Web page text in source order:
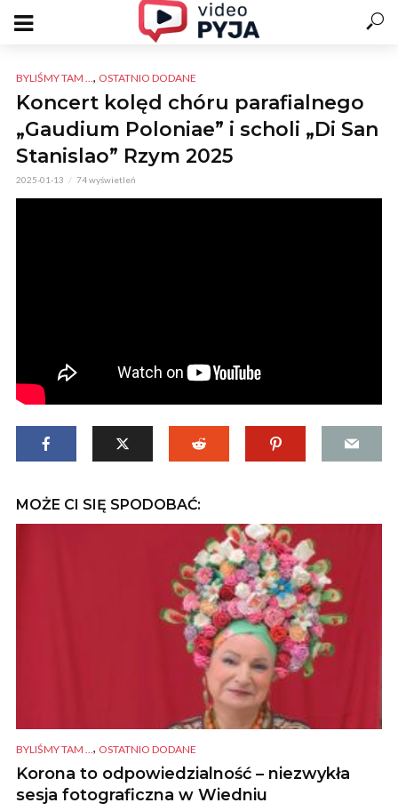
BYLIŚMY TAM ..., OSTATNIO DODANE
Koncert kolęd chóru parafialnego
„Gaudium Poloniae” i scholi „Di San
Stanislao” Rzym 2025
2025-01-13 74 wyświetleń
MOŻE CI SIĘ SPODOBAĆ:
BYLIŚMY TAM ... , OSTATNIO DODANE
Korona to odpowiedzialność – niezwykła
sesja fotograficzna w Wiedniu